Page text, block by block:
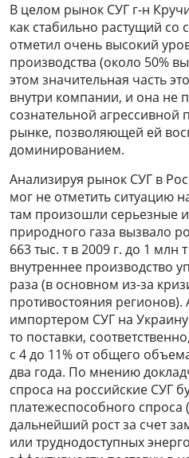
В целом рынок СУГ г-н
как стабильно растущий со
отметил очень высокий
производства (около 50%
этом значительная часть
внутри компании, и она не
сознательной агрессивной
рынке, позволяющей ей
доминированием.
Анализируя рынок СУГ в
мог не отметить ситуацию
там произошли серьезные
природного газа вызвало
663 тыс. т в 2009 г. до 1 млн
внутреннее производство
раза (в основном из-за
противостояния
импортером СУГ на Украину
то поставки,
с 4 до 11% от общего
два года. По мнению
спроса на российские СУГ
платежеспособного спроса
дальнейший рост за счет
или труднодоступных